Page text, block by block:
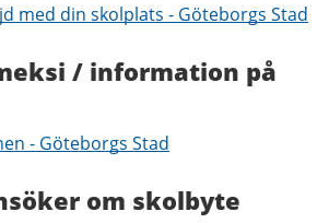
med din skolplats - Göteborgs Stad
/ information på
- Göteborgs Stad
om skolbyte